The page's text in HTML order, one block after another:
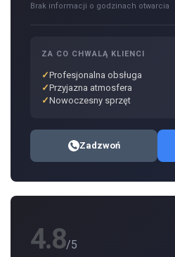
Brak informacji o godzinach otwarcia
ZA CO CHWALĄ KLIENCI
Profesjonalna obsługa
Przyjazna atmosfera
Nowoczesny sprzęt
Zadzwoń
4.8/5